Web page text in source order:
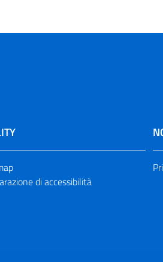
di accessibilità